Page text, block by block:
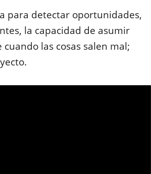
para detectar oportunidades,
la capacidad de asumir
las cosas salen mal;